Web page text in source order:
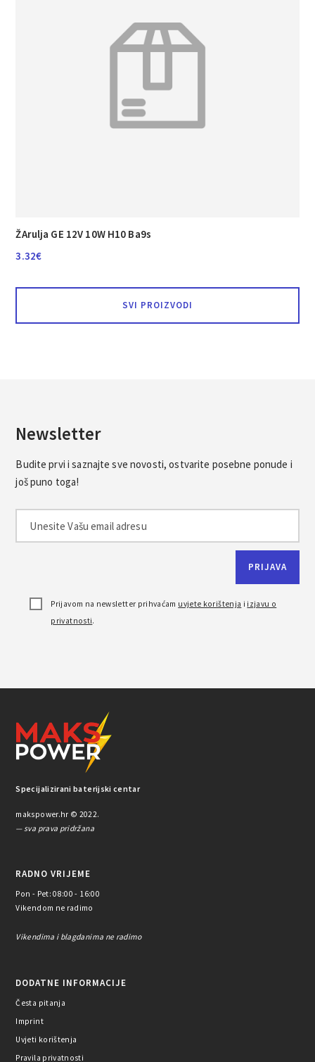
ŽArulja GE 12V 10W H10 Ba9s
3.32€
SVI PROIZVODI
Newsletter
Budite prvi i saznajte sve novosti, ostvarite posebne ponude i
još puno toga!
Prijavom na newsletter prihvaćam uvjete korištenja i izjavu o
privatnosti.
Specijalizirani baterijski centar
makspower.hr © 2022.
— sva prava pridržana
RADNO VRIJEME
Pon - Pet: 08:00 - 16:00
Vikendom ne radimo
Vikendima i blagdanima ne radimo
DODATNE INFORMACIJE
Česta pitanja
Imprint
Uvjeti korištenja
Pravila privatnosti